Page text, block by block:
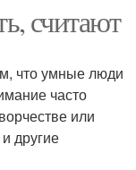
считают
что умные люди
часто
или
другие